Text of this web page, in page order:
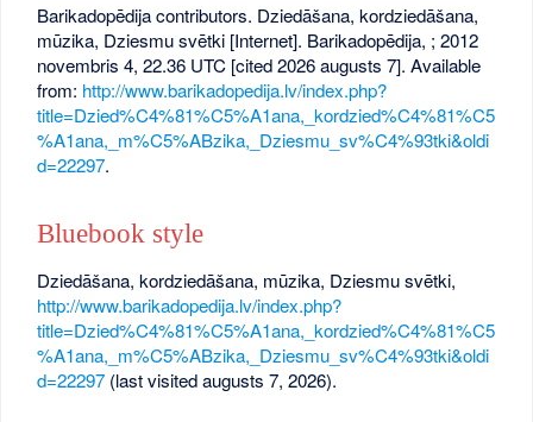
Barikadopēdija contributors. Dziedāšana, kordziedāšana,
mūzika, Dziesmu svētki [Internet]. Barikadopēdija, ; 2012
novembris 4, 22.36 UTC [cited 2026 augusts 7]. Available
from: http://www.barikadopedija.lv/index.php?
title=Dzied%C4%81%C5%A1ana,_kordzied%C4%81%C5
%A1ana,_m%C5%ABzika,_Dziesmu_sv%C4%93tki&oldi
d=22297.
Bluebook style
Dziedāšana, kordziedāšana, mūzika, Dziesmu svētki,
http://www.barikadopedija.lv/index.php?
title=Dzied%C4%81%C5%A1ana,_kordzied%C4%81%C5
%A1ana,_m%C5%ABzika,_Dziesmu_sv%C4%93tki&oldi
d=22297 (last visited augusts 7, 2026).